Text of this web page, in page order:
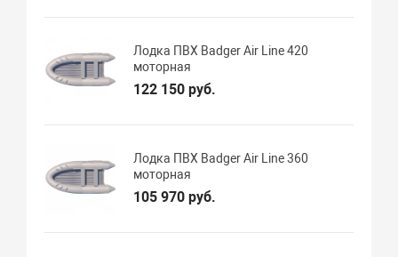
Лодка ПВХ Badger Air Line 420
моторная
122 150 руб.
Лодка ПВХ Badger Air Line 360
моторная
105 970 руб.